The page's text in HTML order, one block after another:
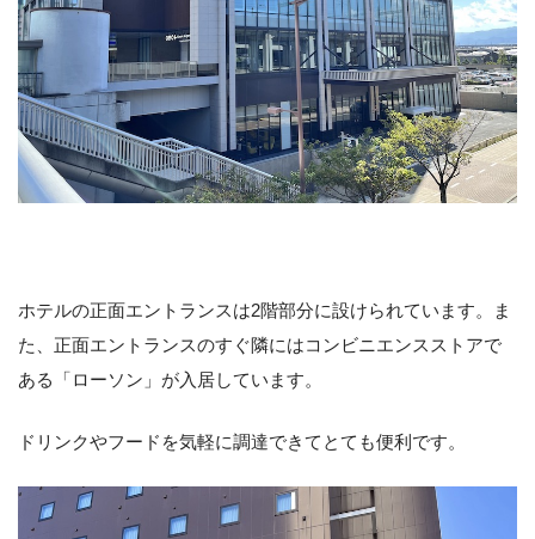
ホテルの正面エントランスは2階部分に設けられています。ま
た、正面エントランスのすぐ隣にはコンビニエンスストアで
ある「ローソン」が入居しています。
ドリンクやフードを気軽に調達できてとても便利です。